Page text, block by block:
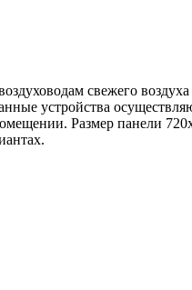
свежего воздуха
устройства
Размер панели